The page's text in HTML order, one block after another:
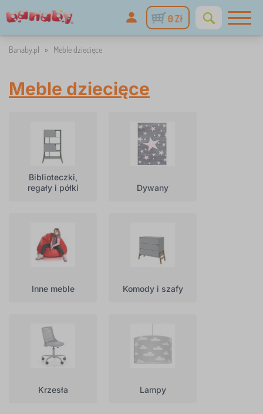
0 Zł
Banaby.pl » Meble dziecięce
Meble dziecięce
Biblioteczki,
regały i półki
Dywany
Inne meble Komody i szafy
Krzesła Lampy